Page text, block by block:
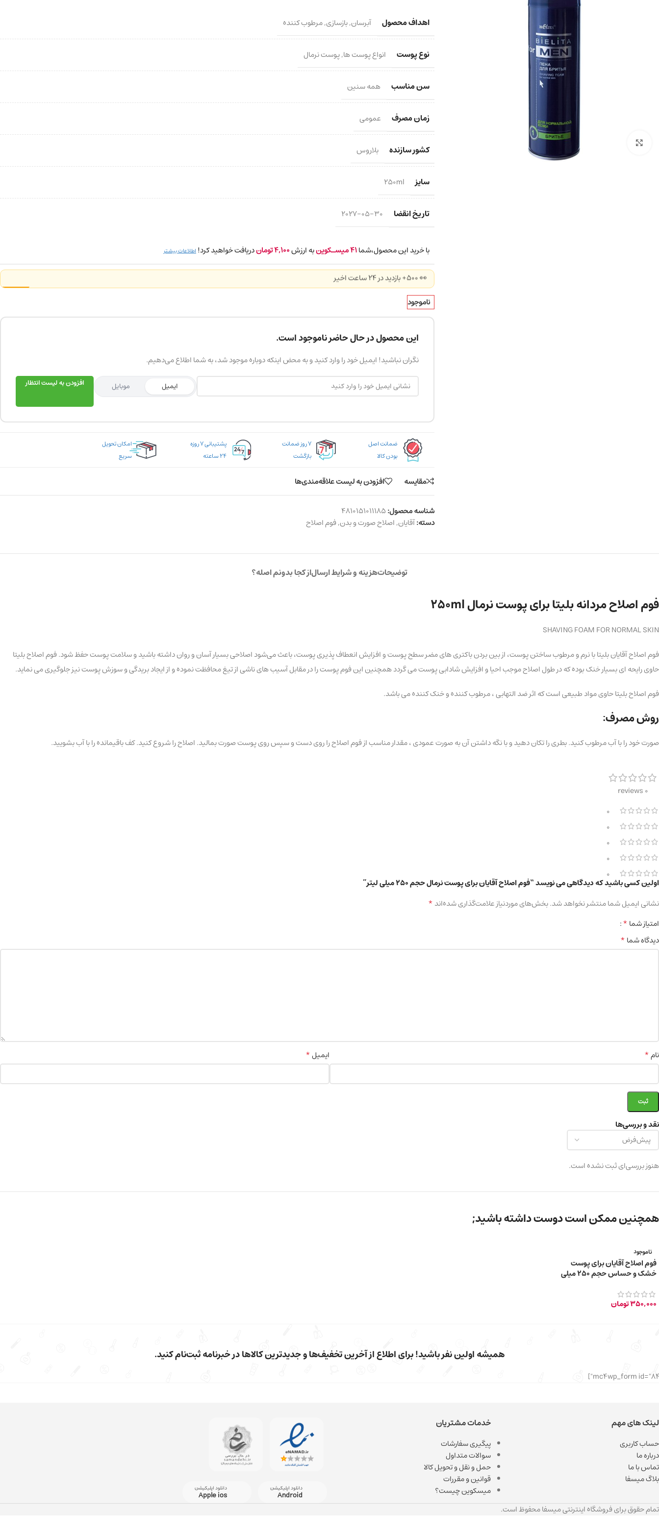
برای بزرگ‌نمایی کلیک کنید
اهداف محصول آبرسان,بازسازی,مرطوب کننده
نوع پوست انواع پوست ها,پوست نرمال
سن مناسب همه سنین
زمان مصرف عمومی
کشور سازنده بلاروس
سایز 250ml
تاریخ انقضا 2027-05-30
با خرید این محصول،شما41میسـکوینبه ارزش4,100توماندریافت خواهید کرد! اطلاعات بیشتر
👀 500+ بازدید در ۲۴ ساعت اخیر
ناموجود
این محصول در حال حاضر ناموجود است.
نگران نباشید! ایمیل خود را وارد کنید و به محض اینکه دوباره موجود شد، به شما اطلاع می‌دهیم.
ایمیل موبایل افزودن به لیست انتظار
ضمانت اصل
بودن کالا
۷ روز ضمانت
بازگشت
پشتیبانی ۷ روزه
۲۴ ساعته
امکان تحویل
سریع
مقایسه افزودن به لیست علاقه‌مندی‌ها
شناسه محصول:4810151011185
دسته:آقایان,اصلاح صورت و بدن,فوم اصلاح
توضیحاتهزینه و شرایط ارسالاز کجا بدونم اصله؟
فوم اصلاح مردانه بلیتا برای پوست نرمال 250ml
SHAVING FOAM FOR NORMAL SKIN
فوم اصلاح آقایان بلیتا با نرم و مرطوب ساختن پوست، از بین بردن باکتری های مضر سطح پوست و افزایش انعطاف پذیری پوست، باعث می‌شود اصلاحی بسیار آسان و روان داشته باشید و سلامت پوست حفظ شود. فوم اصلاح بلیتا
حاوی رایحه ای بسیار خنک بوده که در طول اصلاح موجب احیا و افزایش شادابی پوست می گردد همچنین این فوم پوست را در مقابل آسیب های ناشی از تیغ محافظت نموده و از ایجاد بریدگی و سوزش پوست نیز جلوگیری می نماید.
فوم اصلاح بلیتا حاوی مواد طبیعی است که اثر ضد التهابی ، مرطوب کننده و خنک کننده می باشد.
روش مصرف:
صورت خود را با آب مرطوب کنید. بطری را تکان دهید و با نگه داشتن آن به صورت عمودی ، مقدار مناسب از فوم اصلاح را روی دست و سپس روی پوست صورت بمالید. اصلاح را شروع کنید. کف باقیمانده را با آب بشویید.
0 reviews
0
0
0
0
0
نقد و بررسی‌ها
هنوز بررسی‌ای ثبت نشده است.
اولین کسی باشید که دیدگاهی می نویسد “فوم اصلاح آقایان برای پوست نرمال حجم ۲۵۰ میلی لیتر”
نشانی ایمیل شما منتشر نخواهد شد.بخش‌های موردنیاز علامت‌گذاری شده‌اند*
امتیاز شما*
دیدگاه شما*
نام* ایمیل*
همچنین ممکن است دوست داشته باشید;
ناموجود
فوم اصلاح آقایان برای پوست
خشک و حساس حجم ۲۵۰ میلی
350,000تومان
همیشه اولین نفر باشید! برای اطلاع از آخرین تخفیف‌ها و جدیدترین کالاها در خبرنامه ثبت‌نام کنید.
لینک های مهم
حساب کاربری
درباره ما
تماس با ما
بلاگ میسفا
خدمات مشتریان
پیگیری سفارشات
سوالات متداول
حمل و نقل و تحویل کالا
قوانین و مقررات
میسکوین چیست؟
دانلود اپلیکیشن
Android
دانلود اپلیکیشن
Apple ios
تمام حقوق برای فروشگاه اینترنتی میسفا محفوظ است.